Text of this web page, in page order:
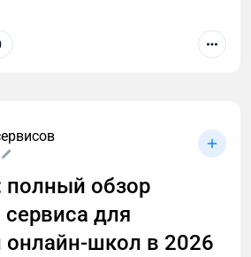
полный обзор
для
онлайн-школ в 2026